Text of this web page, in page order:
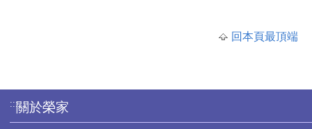
回本頁最頂端
:::關於榮家